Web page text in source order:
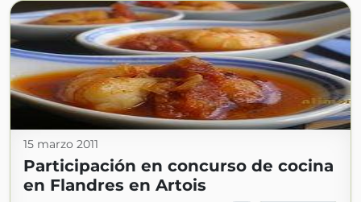
15 marzo 2011
Participación en concurso de cocina
en Flandres en Artois